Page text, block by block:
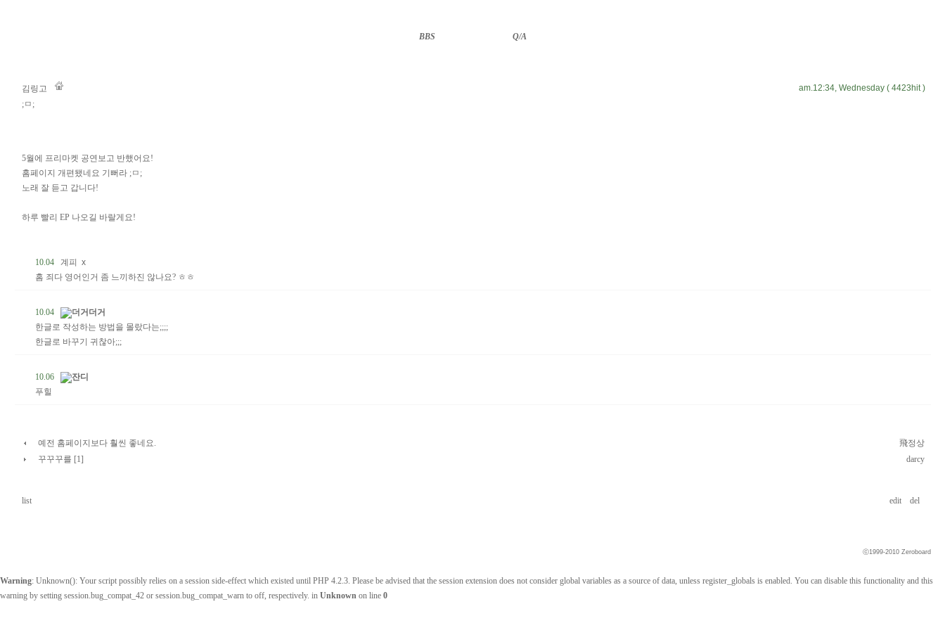
BBS Q/A
김링고
am.12:34, Wednesday ( 4423hit )
;ㅁ;
5월에 프리마켓 공연보고 반했어요!
홈페이지 개편됐네요 기뻐라 ;ㅁ;
노래 잘 듣고 갑니다!
하루 빨리 EP 나오길 바랄게요!
10.04 계피
x
홈 죄다 영어인거 좀 느끼하진 않나요? ㅎㅎ
10.04
더거더거
한글로 작성하는 방법을 몰랐다는;;;;
한글로 바꾸기 귀찮아;;;
10.06
잔디
푸힐
예전 홈페이지보다 훨씬 좋네요.
飛정상
꾸꾸꾸를 [1]
darcy
list edit del
ⓒ1999-2010 Zeroboard
Warning: Unknown(): Your script possibly relies on a session side-effect which existed until PHP 4.2.3. Please be advised that the session extension does not consider global variables as a source of data, unless register_globals is enabled. You can disable this functionality and this
warning by setting session.bug_compat_42 or session.bug_compat_warn to off, respectively. in Unknown on line 0